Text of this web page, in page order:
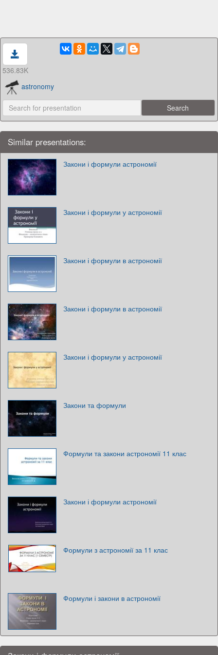
536.83K
astronomy
Similar presentations:
Закони і формули астрономії
Закони і формули у астрономії
Закони і формули в астрономії
Закони і формули в астрономії
Закони і формули у астрономії
Закони та формули
Формули та закони астрономії 11 клас
Закони і формули астрономії
Формули з астрономії за 11 клас
Формули і закони в астрономії